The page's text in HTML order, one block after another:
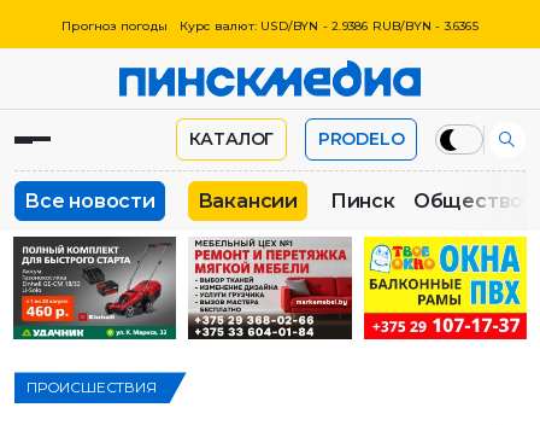
Прогноз погоды Курс валют: USD/BYN - 2.9386 RUB/BYN - 3.6365
КАТАЛОГ PRODELO
Все новости Вакансии Пинск Общество
ПРОИСШЕСТВИЯ